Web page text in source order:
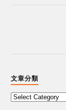
文章分類